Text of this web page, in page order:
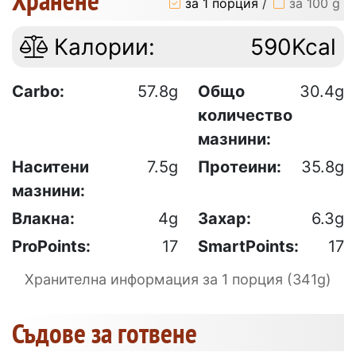
за 1 порция / за 100 g
Калории: 590Kcal
Carbo: 57.8g
Общо
количество
мазнини:
30.4g
Наситени
мазнини:
7.5g Протеини: 35.8g
Влакна: 4g Захар:
6.3g
ProPoints:
17 SmartPoints: 17
Хранителна информация за 1 порция (341g)
Съдове за готвене